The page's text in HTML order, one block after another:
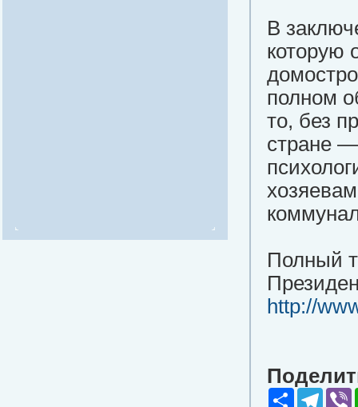
В
которую
полном
то, без
стране
Полный
http://
Share